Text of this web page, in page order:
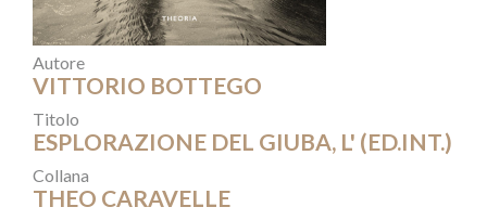
Autore
VITTORIO BOTTEGO
Titolo
ESPLORAZIONE DEL GIUBA, L' (ED.INT.)
Collana
THEO CARAVELLE